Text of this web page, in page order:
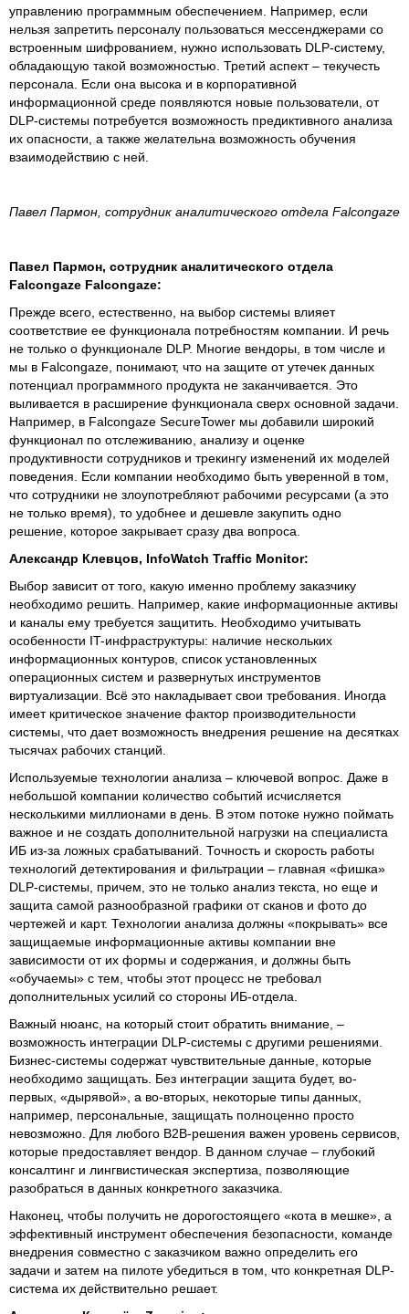
управлению программным обеспечением. Например, если
нельзя запретить персоналу пользоваться мессенджерами со
встроенным шифрованием, нужно использовать DLP-систему,
обладающую такой возможностью. Третий аспект – текучесть
персонала. Если она высока и в корпоративной
информационной среде появляются новые пользователи, от
DLP-системы потребуется возможность предиктивного анализа
их опасности, а также желательна возможность обучения
взаимодействию с ней.
Павел Пармон, сотрудник аналитического отдела Falcongaze
Павел Пармон, сотрудник аналитического отдела
Falcongaze Falcongaze:
Прежде всего, естественно, на выбор системы влияет
соответствие ее функционала потребностям компании. И речь
не только о функционале DLP. Многие вендоры, в том числе и
мы в Falcongaze, понимают, что на защите от утечек данных
потенциал программного продукта не заканчивается. Это
выливается в расширение функционала сверх основной задачи.
Например, в Falcongaze SecureTower мы добавили широкий
функционал по отслеживанию, анализу и оценке
продуктивности сотрудников и трекингу изменений их моделей
поведения. Если компании необходимо быть уверенной в том,
что сотрудники не злоупотребляют рабочими ресурсами (а это
не только время), то удобнее и дешевле закупить одно
решение, которое закрывает сразу два вопроса.
Александр Клевцов, InfoWatch Traffic Monitor:
Выбор зависит от того, какую именно проблему заказчику
необходимо решить. Например, какие информационные активы
и каналы ему требуется защитить. Необходимо учитывать
особенности IT-инфраструктуры: наличие нескольких
информационных контуров, список установленных
операционных систем и развернутых инструментов
виртуализации. Всё это накладывает свои требования. Иногда
имеет критическое значение фактор производительности
системы, что дает возможность внедрения решение на десятках
тысячах рабочих станций.
Используемые технологии анализа – ключевой вопрос. Даже в
небольшой компании количество событий исчисляется
несколькими миллионами в день. В этом потоке нужно поймать
важное и не создать дополнительной нагрузки на специалиста
ИБ из-за ложных срабатываний. Точность и скорость работы
технологий детектирования и фильтрации – главная «фишка»
DLP-системы, причем, это не только анализ текста, но еще и
защита самой разнообразной графики от сканов и фото до
чертежей и карт. Технологии анализа должны «покрывать» все
защищаемые информационные активы компании вне
зависимости от их формы и содержания, и должны быть
«обучаемы» с тем, чтобы этот процесс не требовал
дополнительных усилий со стороны ИБ-отдела.
Важный нюанс, на который стоит обратить внимание, –
возможность интеграции DLP-системы с другими решениями.
Бизнес-системы содержат чувствительные данные, которые
необходимо защищать. Без интеграции защита будет, во-
первых, «дырявой», а во-вторых, некоторые типы данных,
например, персональные, защищать полноценно просто
невозможно. Для любого B2B-решения важен уровень сервисов,
которые предоставляет вендор. В данном случае – глубокий
консалтинг и лингвистическая экспертиза, позволяющие
разобраться в данных конкретного заказчика.
Наконец, чтобы получить не дорогостоящего «кота в мешке», а
эффективный инструмент обеспечения безопасности, команде
внедрения совместно с заказчиком важно определить его
задачи и затем на пилоте убедиться в том, что конкретная DLP-
система их действительно решает.